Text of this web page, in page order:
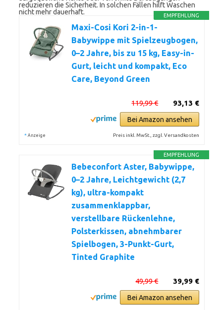
reduzieren die Sicherheit. In solchen Fällen hilft Waschen
nicht mehr dauerhaft.
EMPFEHLUNG
Maxi-Cosi Kori 2-in-1-
Babywippe mit Spielzeugbogen,
0–2 Jahre, bis zu 15 kg, Easy-in-
Gurt, leicht und kompakt, Eco
Care, Beyond Green
93,13 €
119,99 €
Bei Amazon ansehen
* Anzeige Preis inkl. MwSt., zzgl. Versandkosten
EMPFEHLUNG
Bebeconfort Aster, Babywippe,
0–2 Jahre, Leichtgewicht (2,7
kg), ultra-kompakt
zusammenklappbar,
verstellbare Rückenlehne,
Polsterkissen, abnehmbarer
Spielbogen, 3-Punkt-Gurt,
Tinted Graphite
39,99 €
49,99 €
Bei Amazon ansehen